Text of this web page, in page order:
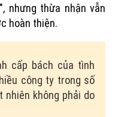
nhưng thừa nhận vẫn
hoàn thiện.
cấp bách của tình
công ty trong số
nhiên không phải do